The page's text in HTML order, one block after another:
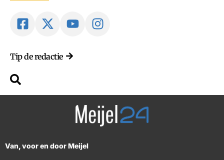
Tip de redactie
Van, voor en door Meijel